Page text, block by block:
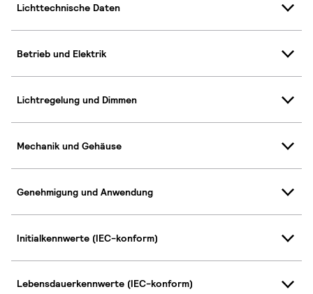
Lichttechnische Daten
Betrieb und Elektrik
Lichtregelung und Dimmen
Mechanik und Gehäuse
Genehmigung und Anwendung
Initialkennwerte (IEC-konform)
Lebensdauerkennwerte (IEC-konform)